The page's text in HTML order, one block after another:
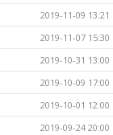
2019-11-09 13:21
2019-11-07 15:30
2019-10-31 13:00
2019-10-09 17:00
2019-10-01 12:00
2019-09-24 20:00